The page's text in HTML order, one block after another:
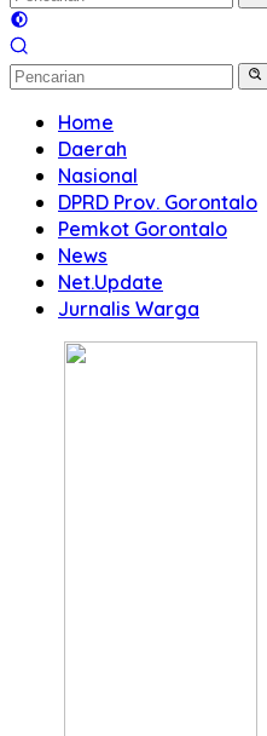
Home
Daerah
Nasional
DPRD Prov. Gorontalo
Pemkot Gorontalo
News
Net.Update
Jurnalis Warga